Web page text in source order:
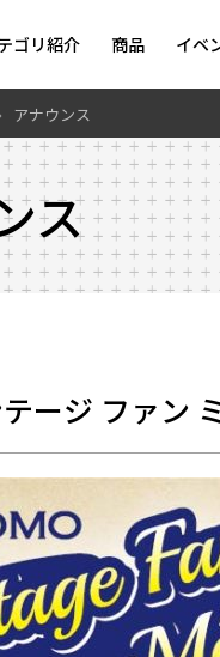
ゴリ紹介 商品 イベ
アナウンス
ス
ージ ファン